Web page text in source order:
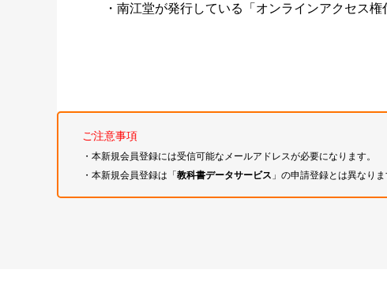
・南江堂が発行している「オンラインアクセス
ご注意事項
・本新規会員登録には受信可能なメールアドレスが必要になります。
・本新規会員登録は「教科書データサービス 」の申請登録とは異なりま